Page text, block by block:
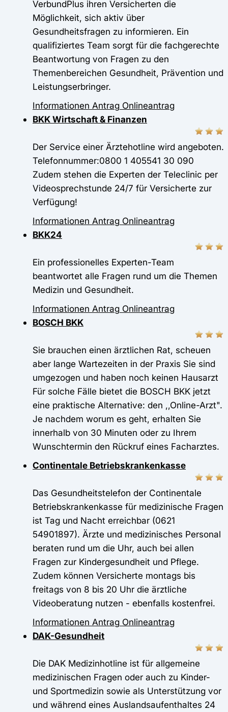
VerbundPlus ihren Versicherten die
Möglichkeit, sich aktiv über
Gesundheitsfragen zu informieren. Ein
qualifiziertes Team sorgt für die fachgerechte
Beantwortung von Fragen zu den
Themenbereichen Gesundheit, Prävention und
Leistungserbringer.
Informationen Antrag Onlineantrag
BKK Wirtschaft & Finanzen
Der Service einer Ärztehotline wird angeboten.
Telefonnummer:0800 1 405541 30 090
Zudem stehen die Experten der Teleclinic per
Videosprechstunde 24/7 für Versicherte zur
Verfügung!
Informationen Antrag Onlineantrag
BKK24
Ein professionelles Experten-Team
beantwortet alle Fragen rund um die Themen
Medizin und Gesundheit.
Informationen Antrag Onlineantrag
BOSCH BKK
Sie brauchen einen ärztlichen Rat, scheuen
aber lange Wartezeiten in der Praxis Sie sind
umgezogen und haben noch keinen Hausarzt
Für solche Fälle bietet die BOSCH BKK jetzt
eine praktische Alternative: den ,,Online-Arzt".
Je nachdem worum es geht, erhalten Sie
innerhalb von 30 Minuten oder zu Ihrem
Wunschtermin den Rückruf eines Facharztes.
Continentale Betriebskrankenkasse
Das Gesundheitstelefon der Continentale
Betriebskrankenkasse für medizinische Fragen
ist Tag und Nacht erreichbar (0621
54901897). Ärzte und medizinisches Personal
beraten rund um die Uhr, auch bei allen
Fragen zur Kindergesundheit und Pflege.
Zudem können Versicherte montags bis
freitags von 8 bis 20 Uhr die ärztliche
Videoberatung nutzen - ebenfalls kostenfrei.
Informationen Antrag Onlineantrag
DAK-Gesundheit
Die DAK Medizinhotline ist für allgemeine
medizinischen Fragen oder auch zu Kinder-
und Sportmedizin sowie als Unterstützung vor
und während eines Auslandsaufenthaltes 24